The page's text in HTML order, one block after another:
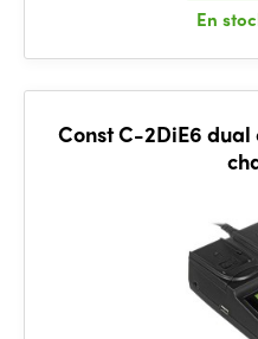
En
Const C-2DiE6